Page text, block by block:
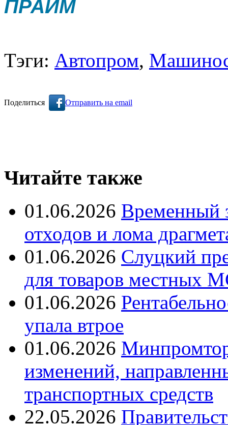
ПРАЙМ
Тэги: Автопром,
Поделиться Отправить на email
Читайте также
01.06.2026 Временный
отходов и лома
01.06.2026 Слуцкий
для товаров местных
01.06.2026
упала втрое
01.06.2026
изменений,
транспортных средств
22.05.2026